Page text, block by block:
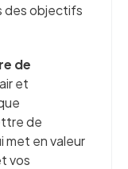
des objectifs
de
et
de
met en valeur
vos